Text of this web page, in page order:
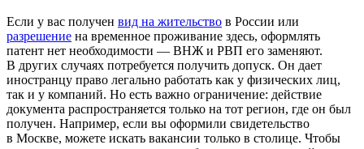
Если у вас получен вид на жительство в России или
разрешение на временное проживание здесь, оформлять
патент нет необходимости — ВНЖ и РВП его заменяют.
В других случаях потребуется получить допуск. Он дает
иностранцу право легально работать как у физических лиц,
так и у компаний. Но есть важно ограничение: действие
документа распространяется только на тот регион, где он был
получен. Например, если вы оформили свидетельство
в Москве, можете искать вакансии только в столице. Чтобы